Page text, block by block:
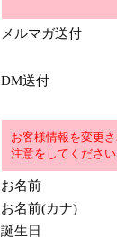
メルマガ送付
DM送付
お客様情報を変更
注意をしてくださ
お名前
お名前(カナ)
誕生日